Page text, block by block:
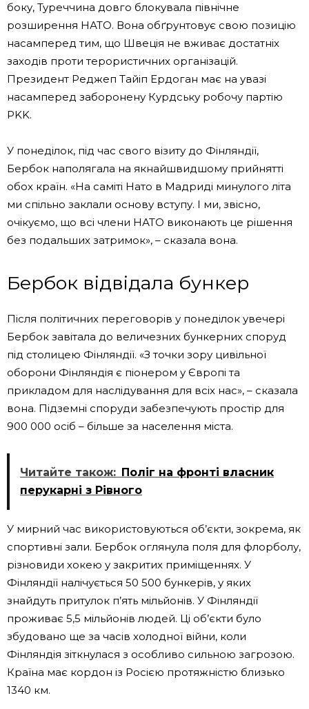
боку, Туреччина довго блокувала північне
розширення НАТО. Вона обґрунтовує свою позицію
насамперед тим, що Швеція не вживає достатніх
заходів проти терористичних організацій.
Президент Реджеп Тайіп Ердоган має на увазі
насамперед заборонену Курдську робочу партію
PKK.
У понеділок, під час свого візиту до Фінляндії,
Бербок наполягала на якнайшвидшому прийнятті
обох країн. «На саміті Нато в Мадриді минулого літа
ми спільно заклали основу вступу. І ми, звісно, ​​
очікуємо, що всі члени НАТО виконають це рішення
без подальших затримок», – сказала вона.
Бербок відвідала бункер
Після політичних переговорів у понеділок увечері
Бербок завітала до величезних бункерних споруд
під столицею Фінляндії. «З точки зору цивільної
оборони Фінляндія є піонером у Європі та
прикладом для наслідування для всіх нас», – сказала
вона. Підземні споруди забезпечують простір для
900 000 осіб – більше за населення міста.
Читайте також: Поліг на фронті власник
перукарні з Рівного
У мирний час використовуються об’єкти, зокрема, як
спортивні зали. Бербок оглянула поля для флорболу,
різновиди хокею у закритих приміщеннях. У
Фінляндії налічується 50 500 бункерів, у яких
знайдуть притулок п’ять мільйонів. У Фінляндії
проживає 5,5 мільйонів людей. Ці об’єкти було
збудовано ще за часів холодної війни, коли
Фінляндія зіткнулася з особливо сильною загрозою.
Країна має кордон із Росією протяжністю близько
1340 км.